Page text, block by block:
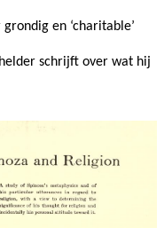
en ‘charitable’
schrijft over wat hij